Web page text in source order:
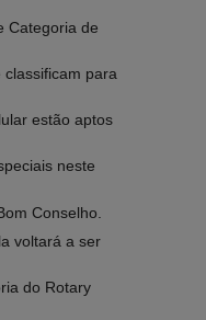
Categoria de
classificam para
estão aptos
neste
Conselho.
voltará a ser
do Rotary